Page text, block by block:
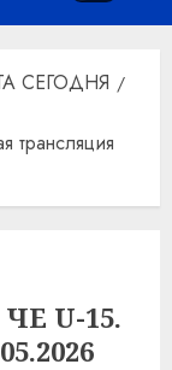
СЕГОДНЯ
трансляция
U-15.